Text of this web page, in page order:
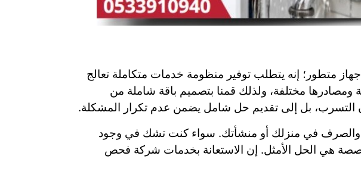
متطور؛ إنه يتطلب توفير منظومة خدمات متكاملة تعالج
مختلفة، ولذلك قمنا بتصميم باقة شاملة من
بل إلى تقديم حل شامل يضمن عدم تكرار المشكلة.
والصرف في منزلك أو منشأتك. سواء كنت تشك في وجود
هي الحل الأمثل. إن الاستعانة بخدمات شركة فحص